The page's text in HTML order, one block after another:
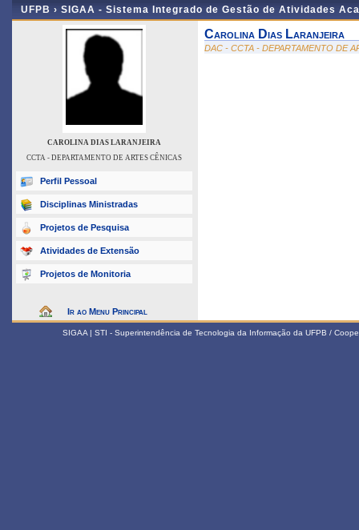
UFPB › SIGAA - Sistema Integrado de Gestão de Atividades
CAROLINA DIAS LARANJEIRA
CCTA - DEPARTAMENTO DE ARTES CÊNICAS
Perfil Pessoal
Disciplinas Ministradas
Projetos de Pesquisa
Atividades de Extensão
Projetos de Monitoria
Ir ao Menu Principal
Carolina Dias Laranjeira
DAC - CCTA - DEPARTAMENTO DE
SIGAA | STI - Superintendência de Tecnologia da Informação da UFPB /